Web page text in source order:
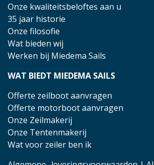
Onze kwaliteitsbeloftes aan u
35 jaar historie
Onze filosofie
Wat bieden wij
Werken bij Miedema Sails
WAT BIEDT MIEDEMA SAILS
Offerte zeilboot aanvragen
Offerte motorboot aanvragen
Onze Zeilmakerij
Onze Tentenmakerij
Wat voor zeiler ben ik